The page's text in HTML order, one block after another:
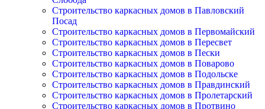
Строительство каркасных домов в Павловский
Посад
Строительство каркасных домов в Первомайский
Строительство каркасных домов в Пересвет
Строительство каркасных домов в Пески
Строительство каркасных домов в Поварово
Строительство каркасных домов в Подольске
Строительство каркасных домов в Правдинский
Строительство каркасных домов в Пролетарский
Строительство каркасных домов в Протвино